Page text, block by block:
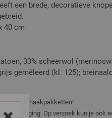
een brede, decoratieve
40 cm
33% scheerwol
gemêleerd (kl. 125);
brei- of haakpakketten!
Op verzoek kun je ook